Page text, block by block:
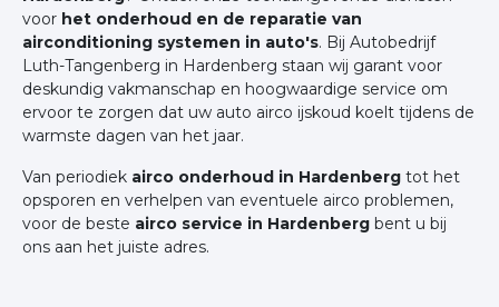
voor het onderhoud en de reparatie van
airconditioning systemen in auto's. Bij Autobedrijf
Luth-Tangenberg in Hardenberg staan wij garant voor
deskundig vakmanschap en hoogwaardige service om
ervoor te zorgen dat uw auto airco ijskoud koelt tijdens de
warmste dagen van het jaar.
Van periodiek airco onderhoud in Hardenberg tot het
opsporen en verhelpen van eventuele airco problemen,
voor de beste airco service in Hardenberg bent u bij
ons aan het juiste adres.